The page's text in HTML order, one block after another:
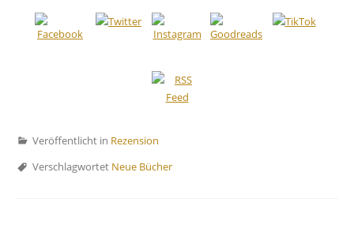
Veröffentlicht in Rezension
Verschlagwortet Neue Bücher